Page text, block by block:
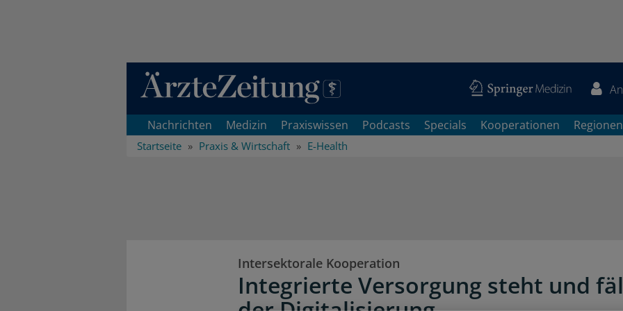
Direkt zum Inhaltsbereich
Nachrichten Medizin Praxiswissen Podcasts Specials Kooperationen Regionen
Startseite Praxis & Wirtschaft E-Health
Intersektorale Kooperation
Integrierte Versorgung steht und